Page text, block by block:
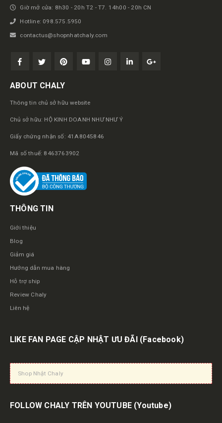
Giờ mở cửa: 8h30 - 20h T2 - T7. 14h00 - 20h CN
Hotline: 098.575.5950
contactus@shopnhatchaly.com
ABOUT CHALY
Thông tin chủ sở hữu website
Chủ sở hữu: HỘ KINH DOANH NHƯ NHƯ Ý
Giấy chứng nhận số: 41A8045846
Mã số thuế: 8463763902
THÔNG TIN
Giới thiệu
Blog
Giảm giá
Hướng dẫn mua hàng
Hỗ trợ ship
Review Chaly
Liên hệ
LIKE FAN PAGE CẬP NHẬT ƯU ĐÃI (Facebook)
Shop Nhật Chaly
FOLLOW CHALY TRÊN YOUTUBE (Youtube)